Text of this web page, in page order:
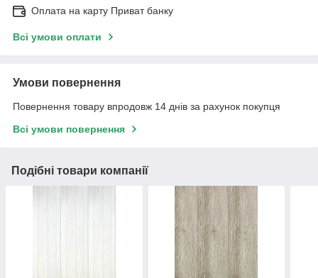
Оплата на карту Приват банку
Всі умови оплати
Умови повернення
Повернення товару впродовж 14 днів за рахунок покупця
Всі умови повернення
Подібні товари компанії